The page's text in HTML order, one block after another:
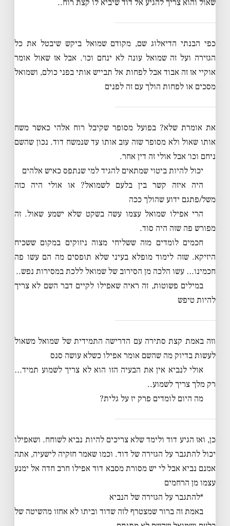
שאול והוא צריך להגיע אל דוד שיביא לו קצת רוח..
כפי הבנתי הדיאלוג שם, מקודם שמואל ביקש שיבטל את כל
הגזירה ועל זה שמואל עונה לא ינחם וכו׳. אבל אז שאול אומר
אוקיי אז זה אבוד אבל לפחות אל תבייש אותי בפני כולם, ושמואל
מסכים או לפחות הולך עם זה לפנים
את אומרת שלא? בפועל מסופר שקיבל רוח אלהי כאשר משח
אותו שאול ולא מסופר שזה עזב אותו עד שנמשח דוד. נכון שהשם
ניחם וכו׳ אבל אולי זה דין אחר.
יכול להיות ביטוי שמתאים להגיד למי שנתפס כאיש אלהים
היה איזה קשר בין בלעם לשמואל? או אולי היה כזה
משל/פתגם ידוע שהולך ככה
הרי אפילו שמואל עצמו עשה בשקט שלא ישמע שאול. זה
מפורש פה שזה היה סוד.
חכמים לומדים מזה ששליחי מצוה ניזוקים במקום ששכיח
היזיקא. שזה לימוד מופלא בעיני שלא תופסים מה הם עשו פה
חכמינו… עשו הלכה מן הסירוב של שמואל ללכת במסירות נפש..
במילים פשוטות, זה ראיה שאפילו לקיים דבר השם לא צריך
להיות טיפש
וזה באמת קצת סתירה עם הדרישה התמידית של שמואל משאול
לעשות בדיוק מה שהשם אומר אפילו כשלא עושה סנס
אולי לנביא אין את הבעיה הזו הוא לא צריך לשמוע תמיד…
רק מלך צריך לשמוע..
מה היום לומדים פרק יז על גלית?
כן, ואז הגיע דוד ולימד שלא צריכים להיות נביא לשוחח. ושאפילו
יכול להתגבר על הגזירה של דוד. וכמו שאמר חזקיה לישעיה, אתה
אמנם נביא אבל לי יש מסורת מסבא דוד אפילו חרב חדה אל ימנע
עצמו מן הרחמים
*להתגבר על הגזירה של הנביא
באמת זה ברור שמצטרף לזה שדוד וביתו לא אחזו מהשיטה של